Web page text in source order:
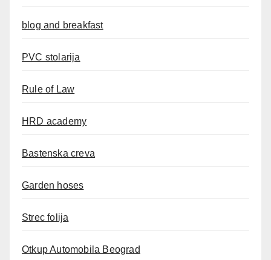
blog and breakfast
PVC stolarija
Rule of Law
HRD academy
Bastenska creva
Garden hoses
Strec folija
Otkup Automobila Beograd